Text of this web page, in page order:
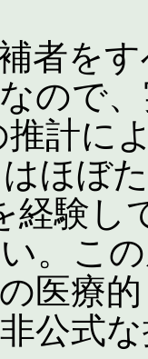
者を
ので
計に
ほぼ
経験し
。こ
医療
公式